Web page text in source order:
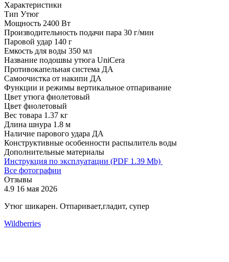
Характеристики
Тип Утюг
Мощность 2400 Вт
Производительность подачи пара 30 г/мин
Паровой удар 140 г
Емкость для воды 350 мл
Название подошвы утюга UniCera
Противокапельная система ДА
Самоочистка от накипи ДА
Функции и режимы вертикальное отпаривание
Цвет утюга фиолетовый
Цвет фиолетовый
Вес товара 1.37 кг
Длина шнура 1.8 м
Наличие парового удара ДА
Конструктивные особенности распылитель воды
Дополнительные материалы
Инструкция по эксплуатации (PDF 1.39 Mb)
Все фотографии
Отзывы
4.9 16 мая 2026
Утюг шикарен. Отпаривает,гладит, супер
Wildberries